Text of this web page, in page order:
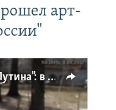
арт-
"Наш дурдом голосует за Путина": в Казани прошел арт-пикет "Открытой России"